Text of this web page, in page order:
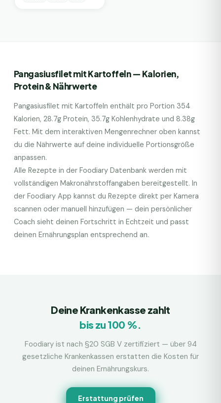
Pangasiusfilet mit Kartoffeln— Kalorien,
Protein & Nährwerte
Pangasiusfilet mit Kartoffeln enthält pro Portion 354
Kalorien, 28.7g Protein, 35.7g Kohlenhydrate und 8.38g
Fett. Mit dem interaktiven Mengenrechner oben kannst
du die Nährwerte auf deine individuelle Portionsgröße
anpassen.
Alle Rezepte in der Foodiary Datenbank werden mit
vollständigen Makronährstoffangaben bereitgestellt. In
der Foodiary App kannst du Rezepte direkt per Kamera
scannen oder manuell hinzufügen — dein persönlicher
Coach sieht deinen Fortschritt in Echtzeit und passt
deinen Ernährungsplan entsprechend an.
Deine Krankenkasse zahlt
bis zu 100 %.
Foodiary ist nach §20 SGB V zertifiziert — über 94
gesetzliche Krankenkassen erstatten die Kosten für
deinen Ernährungskurs.
Erstattung prüfen